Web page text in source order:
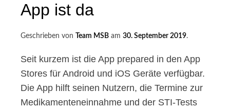
App ist da
Geschrieben von Team MSB am 30. September 2019.
Seit kurzem ist die App prepared in den App
Stores für Android und iOS Geräte verfügbar.
Die App hilft seinen Nutzern, die Termine zur
Medikamenteneinnahme und der STI-Tests